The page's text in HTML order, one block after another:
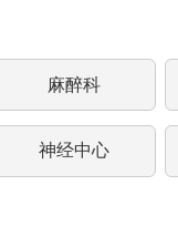
麻醉科
神经中心